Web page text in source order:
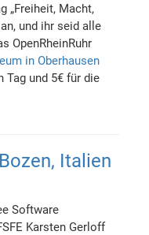
„Freiheit, Macht,
und ihr seid alle
OpenRheinRuhr
in Oberhausen
und 5€ für die
Italien
Software
Karsten Gerloff